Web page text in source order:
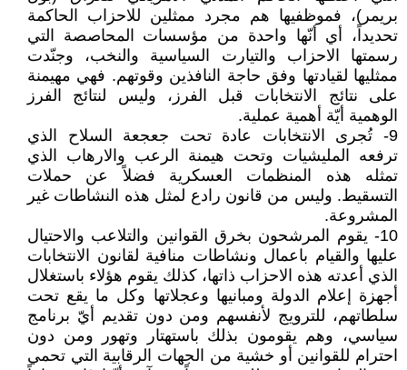
بريمر)، فموظفيها هم مجرد ممثلين للاحزاب الحاكمة
تحديداً، أي أنّها واحدة من مؤسسات المحاصصة التي
رسمتها الاحزاب والتيارت السياسية والنخب، وجنّدت
ممثليها لقيادتها وفق حاجة النافذين وقوتهم. فهي مهيمنة
على نتائج الانتخابات قبل الفرز، وليس لنتائج الفرز
الوهمية أيّة أهمية عملية.
9- تُجرى الانتخابات عادة تحت جعجعة السلاح الذي
ترفعه المليشيات وتحت هيمنة الرعب والارهاب الذي
تمثله هذه المنظمات العسكرية فضلاً عن حملات
التسقيط. وليس من قانون رادع لمثل هذه النشاطات غير
المشروعة.
10- يقوم المرشحون بخرق القوانين والتلاعب والاحتيال
عليها والقيام باعمال ونشاطات منافية لقانون الانتخابات
الذي أعدته هذه الاحزاب ذاتها، كذلك يقوم هؤلاء باستغلال
أجهزة إعلام الدولة ومبانيها وعجلاتها وكل ما يقع تحت
سلطاتهم، للترويج لأنفسهم ومن دون تقديم أيّ برنامج
سياسي، وهم يقومون بذلك باستهتار وتهور ومن دون
احترام للقوانين أو خشية من الجهات الرقابية التي تحمي